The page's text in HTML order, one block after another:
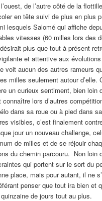
de l’autre côté de la
en tête suivi de plus en plus
lesquels Salomé qui affiche
vitesses (60 milles lors des
plus que tout à présent
et attentive aux
voit aucun des autres rameurs
milles seulement autour d’elle.
un curieux sentiment, bien loin
connaître lors d’autres
dans sa roue ou à pied dans
visibles, c’est finalement
jour un nouveau challenge,
de milles et de se réjouir
du chemin parcouru. Non loin
qui portent sur le sort du
place, mais pour autant, il ne
penser que tout ira bien et
de jours tout au plus.